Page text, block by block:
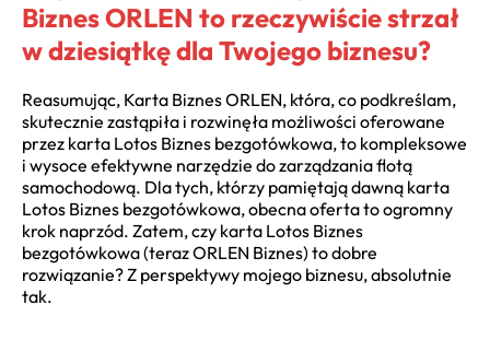
Biznes ORLEN to rzeczywiście strzał
w dziesiątkę dla Twojego biznesu?
Reasumując, Karta Biznes ORLEN, która, co podkreślam,
skutecznie zastąpiła i rozwinęła możliwości oferowane
przez karta Lotos Biznes bezgotówkowa, to kompleksowe
i wysoce efektywne narzędzie do zarządzania flotą
samochodową. Dla tych, którzy pamiętają dawną karta
Lotos Biznes bezgotówkowa, obecna oferta to ogromny
krok naprzód. Zatem, czy karta Lotos Biznes
bezgotówkowa (teraz ORLEN Biznes) to dobre
rozwiązanie? Z perspektywy mojego biznesu, absolutnie
tak.